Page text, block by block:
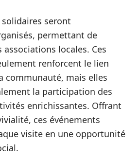
seront
permettant de
locales. Ces
renforcent le lien
communauté, mais elles
la participation des
enrichissantes. Offrant
ces événements
visite en une opportunité